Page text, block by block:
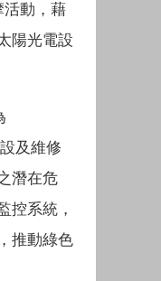
活動，藉
陽光電設
及維修
潛在危
控系統，
推動綠色